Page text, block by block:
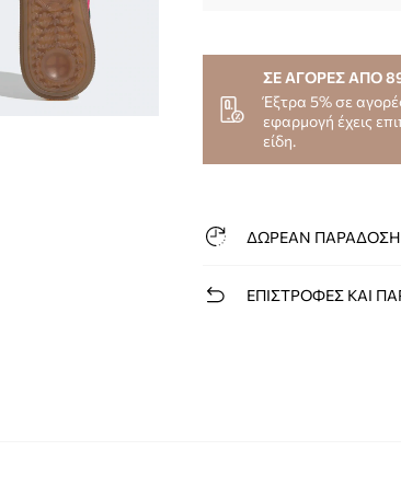
ΣΕ ΑΓΟΡΕΣ ΑΠΟ
Έξτρα 5% σε
εφαρμογή έχεις
είδη.
ΔΩΡΕΑΝ ΠΑΡΑΔΟΣΗ
ΕΠΙΣΤΡΟΦΕΣ ΚΑΙ